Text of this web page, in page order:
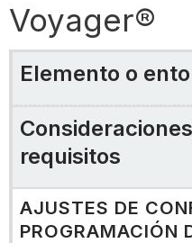
programación
de
Códigos
coste/tipos
de
proyectos
empresas
Voyager®
Elemento o
requisitos
AJUSTES DE
PROGRAMACIÓN